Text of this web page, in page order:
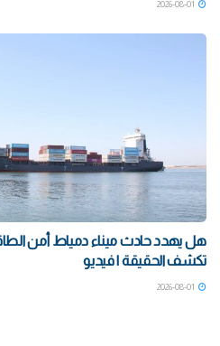
هل يهدد حادث ميناء دمياط أمن
تكشف الحقيقة | فيديو